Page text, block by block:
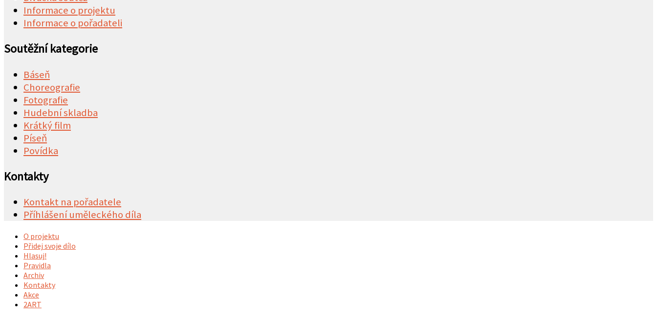
Informace o projektu
Informace o pořadateli
Soutěžníkategorie
Báseň
Choreografie
Fotografie
Hudební skladba
Krátký film
Píseň
Povídka
Kontakty
Kontakt na pořadatele
Příhlášení uměleckého díla
O projektu
Přidej svoje dílo
Hlasuj!
Pravidla
Archiv
Kontakty
Akce
2ART